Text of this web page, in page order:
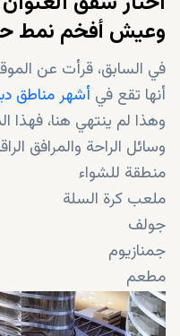
وعيش أفخم نمط
في السابق، قرأت عن
أنها تقع في أشهر مناطق
وهذا لم ينتهي هنا،
وسائل الراحة والمرافق
منطقة للشواء
ملعب كرة السلة
جولف
جمنازيوم
مطعم
مواقف للسيارات
مصعد